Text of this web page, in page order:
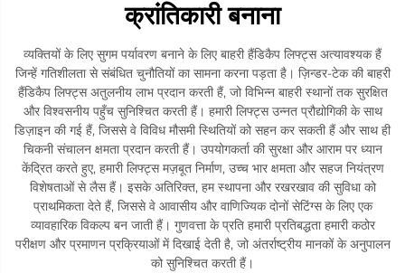
क्रांतिकारी बनाना
व्यक्तियों के लिए सुगम पर्यावरण बनाने के लिए बाहरी हैंडिकैप लिफ्ट्स अत्यावश्यक हैं
जिन्हें गतिशीलता से संबंधित चुनौतियों का सामना करना पड़ता है। ज़िन्डर-टेक की बाहरी
हैंडिकैप लिफ्ट्स अतुलनीय लाभ प्रदान करती हैं, जो विभिन्न बाहरी स्थानों तक सुरक्षित
और विश्वसनीय पहुँच सुनिश्चित करती हैं। हमारी लिफ्ट्स उन्नत प्रौद्योगिकी के साथ
डिज़ाइन की गई हैं, जिससे वे विविध मौसमी स्थितियों को सहन कर सकती हैं और साथ ही
चिकनी संचालन क्षमता प्रदान करती हैं। उपयोगकर्ता की सुरक्षा और आराम पर ध्यान
केंद्रित करते हुए, हमारी लिफ्ट्स मज़बूत निर्माण, उच्च भार क्षमता और सहज नियंत्रण
विशेषताओं से लैस हैं। इसके अतिरिक्त, हम स्थापना और रखरखाव की सुविधा को
प्राथमिकता देते हैं, जिससे वे आवासीय और वाणिज्यिक दोनों सेटिंग्स के लिए एक
व्यावहारिक विकल्प बन जाती हैं। गुणवत्ता के प्रति हमारी प्रतिबद्धता हमारी कठोर
परीक्षण और प्रमाणन प्रक्रियाओं में दिखाई देती है, जो अंतर्राष्ट्रीय मानकों के अनुपालन
को सुनिश्चित करती हैं।